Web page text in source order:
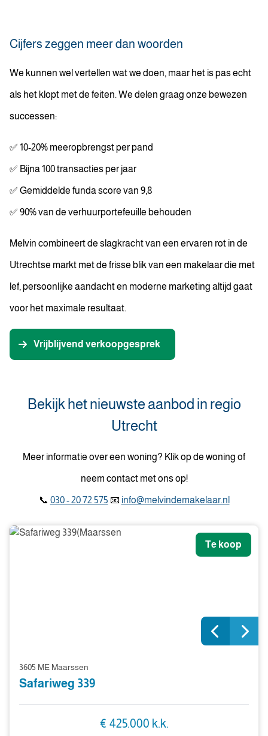
Cijfers zeggen meer dan woorden
We kunnen wel vertellen wat we doen, maar het is pas echt
als het klopt met de feiten. We delen graag onze bewezen
successen:
✅ 10-20% meeropbrengst per pand
✅ Bijna 100 transacties per jaar
✅ Gemiddelde funda score van 9,8
✅ 90% van de verhuurportefeuille behouden
Melvin combineert de slagkracht van een ervaren rot in de
Utrechtse markt met de frisse blik van een makelaar die met
lef, persoonlijke aandacht en moderne marketing altijd gaat
voor het maximale resultaat.
Vrijblijvend verkoopgesprek
Bekijk het nieuwste aanbod in regio
Utrecht
Meer informatie over een woning? Klik op de woning of
neem contact met ons op!
📞 030 - 20 72 575 📧 info@melvindemakelaar.nl
Te koop
3605 ME Maarssen
Safariweg 339
€ 425.000 k.k.